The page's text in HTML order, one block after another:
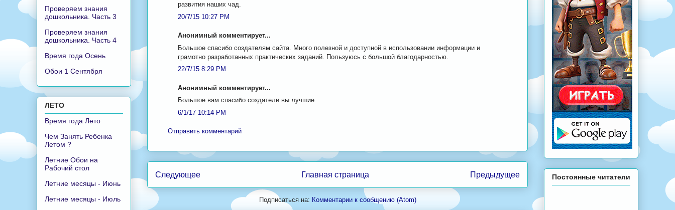
развития наших чад.
20/7/15 10:27 PM
Анонимный комментирует...
Большое спасибо создателям сайта. Много полезной и доступной в использовании информации и
грамотно разработанных практических заданий. Пользуюсь с большой благодарностью.
22/7/15 8:29 PM
Анонимный комментирует...
Большое вам спасибо создатели вы лучшие
6/1/17 10:14 PM
Отправить комментарий
Следующее Предыдущее
Главная страница
Подписаться на: Комментарии к сообщению (Atom)
Проверяем знания
дошкольника. Часть 3
Проверяем знания
дошкольника. Часть 4
Время года Осень
Обои 1 Сентября
ЛЕТО
Время года Лето
Чем Занять Ребенка
Летом ?
Летние Обои на
Рабочий стол
Летние месяцы - Июнь
Летние месяцы - Июль
Постоянные читатели